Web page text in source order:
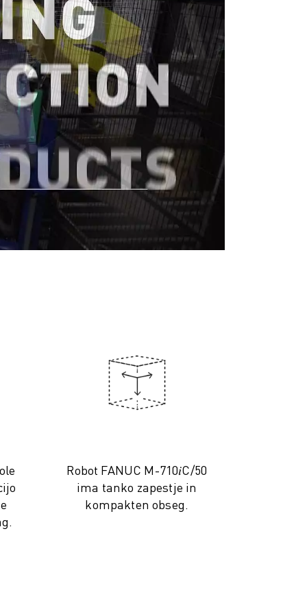
Robot FANUC M-710𝑖C/50
ima tanko zapestje in
kompakten obseg.